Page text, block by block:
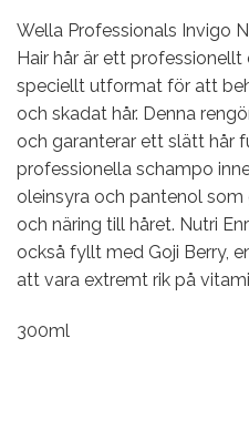
Wella Professionals Invigo
Hair hår är ett
speciellt utformat för att
och skadat hår. Denna
och garanterar ett slätt hår
professionella schampo
oleinsyra och pantenol
och näring till håret. Nutri
också fyllt med Goji Berry,
att vara extremt rik på
300ml